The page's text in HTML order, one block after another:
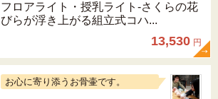
フロアライト・授乳ライト-さくらの花
びらが浮き上がる組立式コハ...
13,530 円
お心に寄り添うお骨壷です。